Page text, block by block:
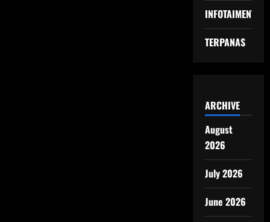
INFOTAIMENT
TERPANAS
ARCHIVE
August
2026
July 2026
June 2026